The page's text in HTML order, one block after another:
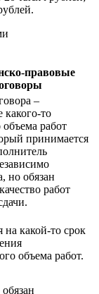
правовые
–
то
работ
принимается
но обязан
работ
на какой-то срок
объема работ.